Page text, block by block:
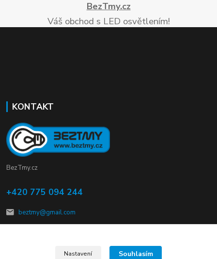
BezTmy.cz
Váš obchod s LED osvětlením!
KONTAKT
BezTmy.cz
+420 775 094 244
beztmy@gmail.com
Nastavení Souhlasím